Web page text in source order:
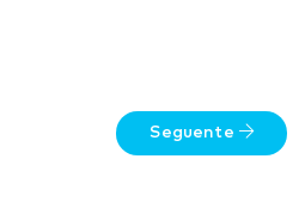
Seguente